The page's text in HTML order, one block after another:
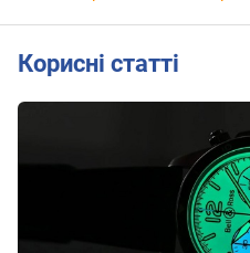
Корисні статті